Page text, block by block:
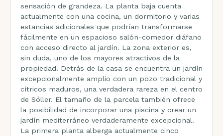
sensación de grandeza. La planta baja cuenta
actualmente con una cocina, un dormitorio y varias
estancias adicionales que podrían transformarse
fácilmente en un espacioso salón-comedor diáfano
con acceso directo al jardín. La zona exterior es,
sin duda, uno de los mayores atractivos de la
propiedad. Detrás de la casa se encuentra un jardín
excepcionalmente amplio con un pozo tradicional y
cítricos maduros, una verdadera rareza en el centro
de Sóller. El tamaño de la parcela también ofrece
la posibilidad de incorporar una piscina y crear un
jardín mediterráneo verdaderamente excepcional.
La primera planta alberga actualmente cinco